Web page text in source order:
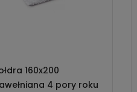
160x200
4 pory roku